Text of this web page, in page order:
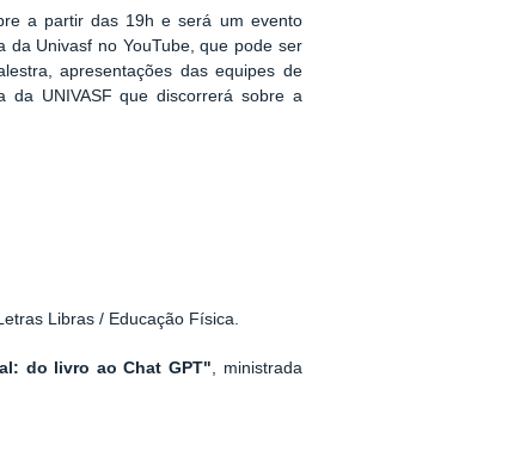
a partir das 19h e será um evento
da Univasf no YouTube, que pode ser
apresentações das equipes de
da UNIVASF que discorrerá sobre a
Libras / Educação Física.
do livro ao Chat GPT", ministrada